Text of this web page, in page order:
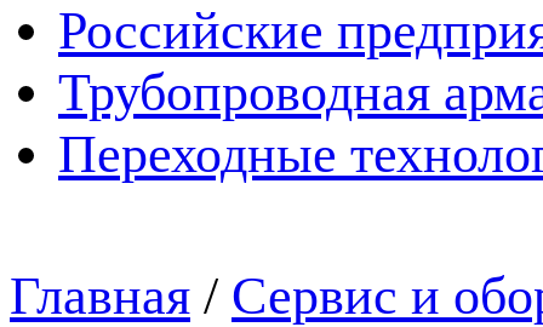
Российские
Трубопроводная
Переходные
Главная / Сервис и